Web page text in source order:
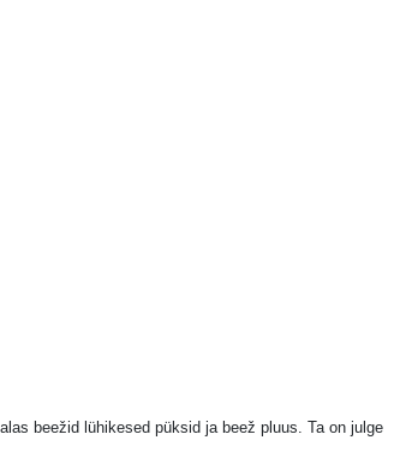
beežid lühikesed püksid ja beež pluus. Ta on julge